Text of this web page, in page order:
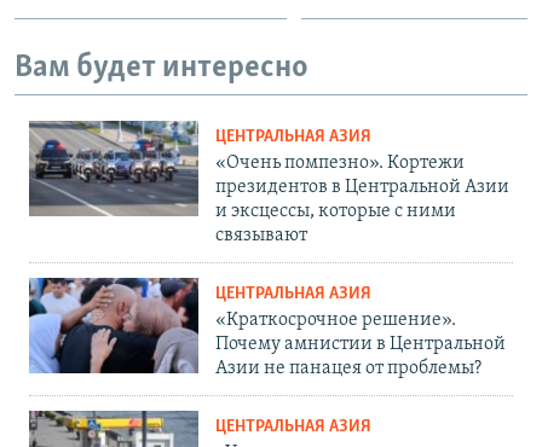
Вам будет интересно
ЦЕНТРАЛЬНАЯ АЗИЯ
«Очень помпезно». Кортежи
президентов в Центральной Азии
и эксцессы, которые с ними
связывают
ЦЕНТРАЛЬНАЯ АЗИЯ
«Краткосрочное решение».
Почему амнистии в Центральной
Азии не панацея от проблемы?
ЦЕНТРАЛЬНАЯ АЗИЯ